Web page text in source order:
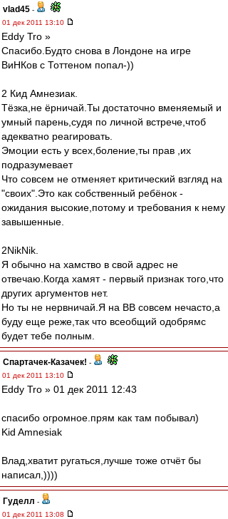
vlad45 -
01 дек 2011 13:10
Eddy Tro »
Спасибо.Будто снова в Лондоне на игре
ВиНКов с Тоттеном попал-))
2 Кид Амнезиак.
Тёзка,не ёрничай.Ты достаточно вменяемый и
умный парень,судя по личной встрече,чтоб
адекватно реагировать.
Эмоции есть у всех,боление,ты прав ,их
подразумевает
Что совсем не отменяет критический взгляд на
"своих".Это как собственный ребёнок -
ожидания высокие,потому и требования к нему
завышенные.
2NikNik.
Я обычно на хамство в свой адрес не
отвечаю.Когда хамят - первый признак того,что
других аргументов нет.
Но ты не нервничай.Я на ВВ совсем нечасто,а
буду еще реже,так что всеобщий одобрямс
будет тебе полным.
Спартачек-Казачек! -
01 дек 2011 13:10
Eddy Tro » 01 дек 2011 12:43
спасибо огромное.прям как там побывал)
Kid Amnesiak
Влад,хватит ругаться,лучше тоже отчёт бы
написал,))))
Гуделл -
01 дек 2011 13:08